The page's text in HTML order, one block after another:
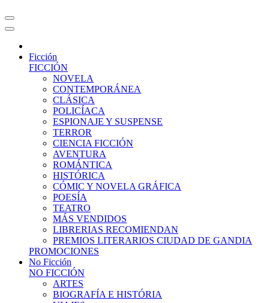
Ficción
FICCIÓN
NOVELA
CONTEMPORÁNEA
CLÁSICA
POLICÍACA
ESPIONAJE Y SUSPENSE
TERROR
CIENCIA FICCIÓN
AVENTURA
ROMÁNTICA
HISTÓRICA
CÓMIC Y NOVELA GRÁFICA
POESÍA
TEATRO
MÁS VENDIDOS
LIBRERIAS RECOMIENDAN
PREMIOS LITERARIOS CIUDAD DE GANDIA
PROMOCIONES
No Ficción
NO FICCIÓN
ARTES
BIOGRAFÍA E HISTÓRIA